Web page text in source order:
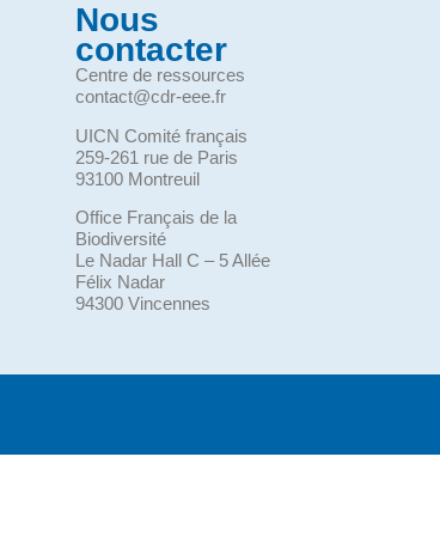
Nous
contacter
Centre de ressources
contact@cdr-eee.fr
UICN Comité français
259-261 rue de Paris
93100 Montreuil
Office Français de la
Biodiversité
Le Nadar Hall C – 5 Allée
Félix Nadar
94300 Vincennes